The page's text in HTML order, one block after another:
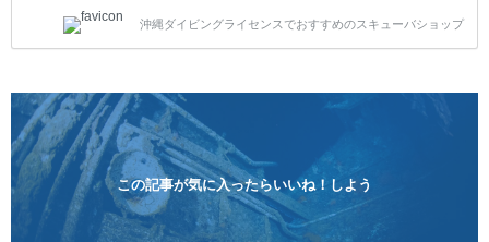
1人様から気軽にご参加ください。 全てのコースで高
画質の記念撮影&水中撮影付きです。初心者の方やダ
ンペーン！！￥16800 ￥11800(税込) 器材 / 送迎 / 保
険 / 全て込み ダイビングがはじめての方や初心者でも
気軽に体験できる半日のコース。沖縄本島のビーチか
らのんびりダイビングを楽しめます...
沖縄ダイビングライセンスでおすすめのスキューバショップ
この記事が気に入ったらいいね！しよう